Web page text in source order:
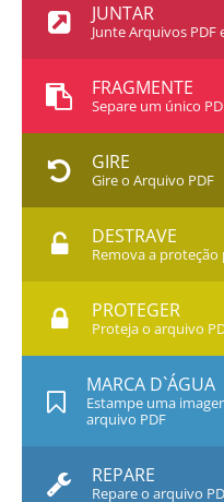
JUNTAR
Junte Arquivos
FRAGMENTE
Separe um único
GIRE
Gire o Arquivo PDF
DESTRAVE
Remova a proteção
PROTEGER
Proteja o arquivo
MARCA D`ÁGUA
Estampe uma
arquivo PDF
REPARE
Repare o arquivo